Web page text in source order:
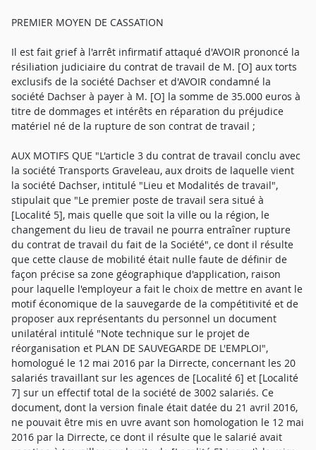
PREMIER MOYEN DE CASSATION
Il est fait grief à l'arrêt infirmatif attaqué d'AVOIR prononcé la
résiliation judiciaire du contrat de travail de M. [O] aux torts
exclusifs de la société Dachser et d'AVOIR condamné la
société Dachser à payer à M. [O] la somme de 35.000 euros à
titre de dommages et intérêts en réparation du préjudice
matériel né de la rupture de son contrat de travail ;
AUX MOTIFS QUE "L'article 3 du contrat de travail conclu avec
la société Transports Graveleau, aux droits de laquelle vient
la société Dachser, intitulé "Lieu et Modalités de travail",
stipulait que "Le premier poste de travail sera situé à
[Localité 5], mais quelle que soit la ville ou la région, le
changement du lieu de travail ne pourra entraîner rupture
du contrat de travail du fait de la Société", ce dont il résulte
que cette clause de mobilité était nulle faute de définir de
façon précise sa zone géographique d'application, raison
pour laquelle l'employeur a fait le choix de mettre en avant le
motif économique de la sauvegarde de la compétitivité et de
proposer aux représentants du personnel un document
unilatéral intitulé "Note technique sur le projet de
réorganisation et PLAN DE SAUVEGARDE DE L'EMPLOI",
homologué le 12 mai 2016 par la Dirrecte, concernant les 20
salariés travaillant sur les agences de [Localité 6] et [Localité
7] sur un effectif total de la société de 3002 salariés. Ce
document, dont la version finale était datée du 21 avril 2016,
ne pouvait être mis en uvre avant son homologation le 12 mai
2016 par la Dirrecte, ce dont il résulte que le salarié avait